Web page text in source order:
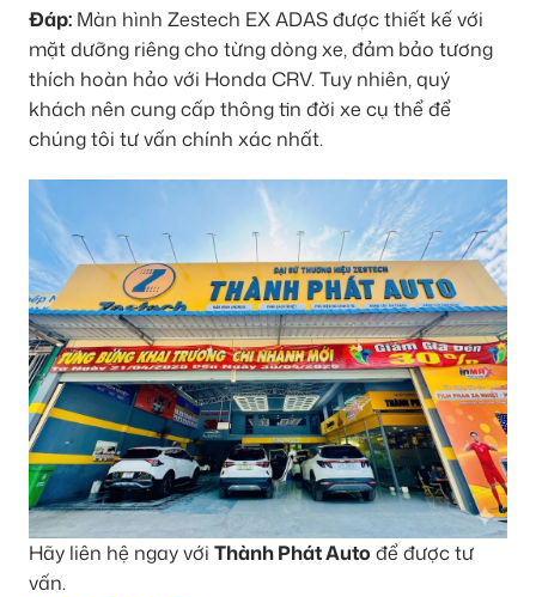
Đáp: Màn hình Zestech EX ADAS được thiết kế với
mặt dưỡng riêng cho từng dòng xe, đảm bảo tương
thích hoàn hảo với Honda CRV. Tuy nhiên, quý
khách nên cung cấp thông tin đời xe cụ thể để
chúng tôi tư vấn chính xác nhất.
Hãy liên hệ ngay với Thành Phát Auto để được tư
vấn.